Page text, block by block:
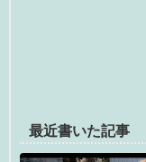
最近書いた記事